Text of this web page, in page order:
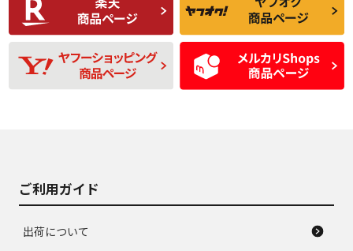
品
題のない中古品
D
使用感や目立つ傷が
あり、一般的な中古
品
D
残り溝も少なく、偏
磨耗がみられ、短期
間使用できるくらい
の中古品
ご利用ガイド
出荷について